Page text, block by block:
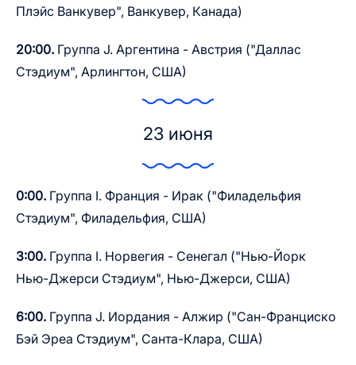
Плэйс Ванкувер", Ванкувер, Канада)
20:00. Группа J. Аргентина - Австрия ("Даллас
Стэдиум", Арлингтон, США)
23 июня
0:00. Группа I. Франция - Ирак ("Филадельфия
Стэдиум", Филадельфия, США)
3:00. Группа I. Норвегия - Сенегал ("Нью-Йорк
Нью-Джерси Стэдиум", Нью-Джерси, США)
6:00. Группа J. Иордания - Алжир ("Сан-Франциско
Бэй Эреа Стэдиум", Санта-Клара, США)